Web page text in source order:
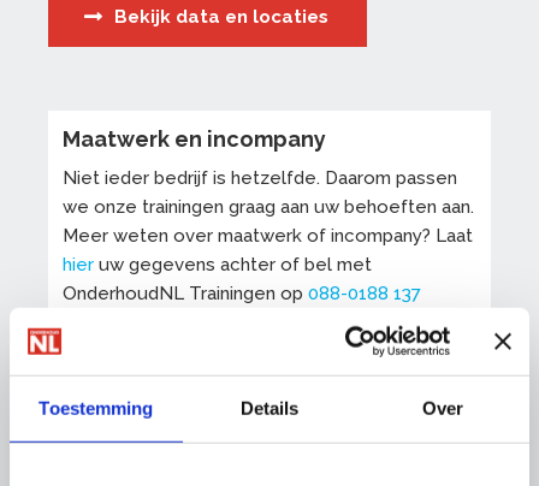
Toestemming Details Over
Bekijk data en locaties
Maatwerk en incompany
Niet ieder bedrijf is hetzelfde. Daarom passen
we onze trainingen graag aan uw behoeften aan.
Meer weten over maatwerk of incompany? Laat
hier uw gegevens achter of bel met
OnderhoudNL Trainingen op 088-0188 137
algemene
voorwaardenvan toepassing.